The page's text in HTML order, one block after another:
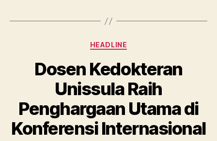
Categories
HEADLINE
Dosen Kedokteran
Unissula Raih
Penghargaan Utama di
Konferensi Internasional